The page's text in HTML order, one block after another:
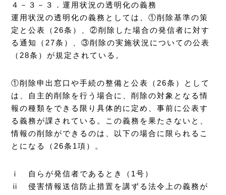
４－３－３．運用状況の透明化の義務
運用状況の透明化の義務としては、①削除基準の策
定と公表（26条）、②削除した場合の発信者に対す
る通知（27条）、③削除の実施状況についての公表
（28条）が規定されている。
①削除申出窓口や手続の整備と公表（26条）として
は、自主的削除を行う場合に、削除の対象となる情
報の種類をできる限り具体的に定め、事前に公表す
る義務が課されている。この義務を果たさないと、
情報の削除ができるのは、以下の場合に限られるこ
とになる（26条1項）。
ⅰ 自らが発信者であるとき（1号）
ⅱ 侵害情報送信防止措置を講ずる法令上の義務が